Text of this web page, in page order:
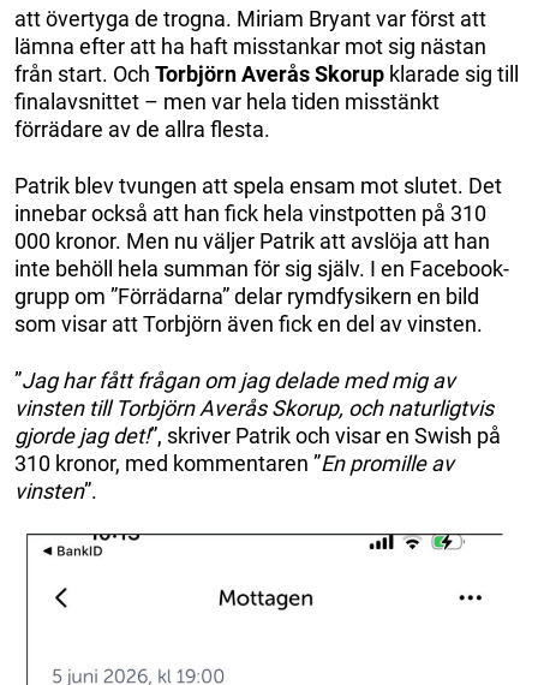
att övertyga de trogna. Miriam Bryant var först att
lämna efter att ha haft misstankar mot sig nästan
från start. Och Torbjörn Averås Skorup klarade sig till
finalavsnittet – men var hela tiden misstänkt
förrädare av de allra flesta.
Patrik blev tvungen att spela ensam mot slutet. Det
innebar också att han fick hela vinstpotten på 310
000 kronor. Men nu väljer Patrik att avslöja att han
inte behöll hela summan för sig själv. I en Facebook-
grupp om ”Förrädarna” delar rymdfysikern en bild
som visar att Torbjörn även fick en del av vinsten.
”Jag har fått frågan om jag delade med mig av
vinsten till Torbjörn Averås Skorup, och naturligtvis
gjorde jag det!”, skriver Patrik och visar en Swish på
310 kronor, med kommentaren ”En promille av
vinsten”.